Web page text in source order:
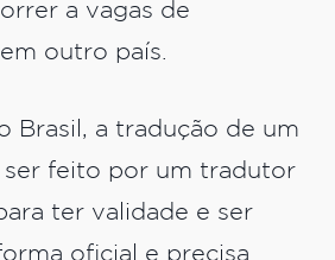
a vagas de
outro país.
Brasil, a tradução de um
ser feito por um tradutor
ter validade e ser
oficial e precisa